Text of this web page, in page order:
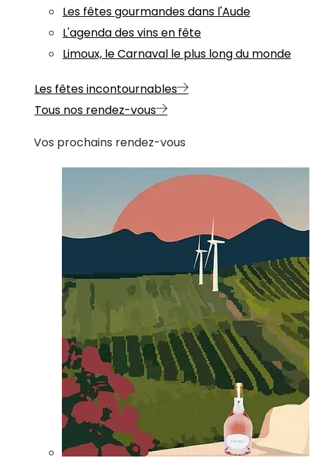
Les fêtes gourmandes dans l'Aude
L'agenda des vins en fête
Limoux, le Carnaval le plus long du monde
Les fêtes incontournables
Tous nos rendez-vous
Vos prochains rendez-vous